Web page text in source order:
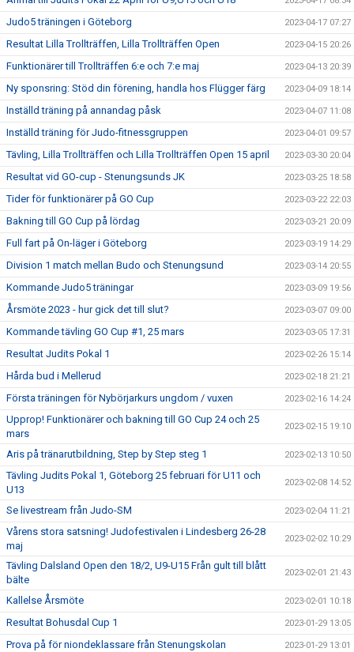
Judo5 träningen i Göteborg 2023-04-17 07:27
Resultat Lilla Trollträffen, Lilla Trollträffen Open 2023-04-15 20:26
Funktionärer till Trollträffen 6:e och 7:e maj 2023-04-13 20:39
Ny sponsring: Stöd din förening, handla hos Flügger färg 2023-04-09 18:14
Inställd träning på annandag påsk 2023-04-07 11:08
Inställd träning för Judo-fitnessgruppen 2023-04-01 09:57
Tävling, Lilla Trollträffen och Lilla Trollträffen Open 15 april 2023-03-30 20:04
Resultat vid GO-cup - Stenungsunds JK 2023-03-25 18:58
Tider för funktionärer på GO Cup 2023-03-22 22:03
Bakning till GO Cup på lördag 2023-03-21 20:09
Full fart på On-läger i Göteborg 2023-03-19 14:29
Division 1 match mellan Budo och Stenungsund 2023-03-14 20:55
Kommande Judo5 träningar 2023-03-09 19:56
Årsmöte 2023 - hur gick det till slut? 2023-03-07 09:00
Kommande tävling GO Cup #1, 25 mars 2023-03-05 17:31
Resultat Judits Pokal 1 2023-02-26 15:14
Hårda bud i Mellerud 2023-02-18 21:21
Första träningen för Nybörjarkurs ungdom / vuxen 2023-02-16 14:24
Upprop! Funktionärer och bakning till GO Cup 24 och 25
mars
2023-02-15 19:10
Aris på tränarutbildning, Step by Step steg 1 2023-02-13 10:50
Tävling Judits Pokal 1, Göteborg 25 februari för U11 och
U13
2023-02-08 14:52
Se livestream från Judo-SM 2023-02-04 11:21
Vårens stora satsning! Judofestivalen i Lindesberg 26-28
maj
2023-02-02 10:29
Tävling Dalsland Open den 18/2, U9-U15 Från gult till blått
bälte
2023-02-01 21:43
Kallelse Årsmöte 2023-02-01 10:18
Resultat Bohusdal Cup 1 2023-01-29 13:05
Prova på för niondeklassare från Stenungskolan 2023-01-29 13:01